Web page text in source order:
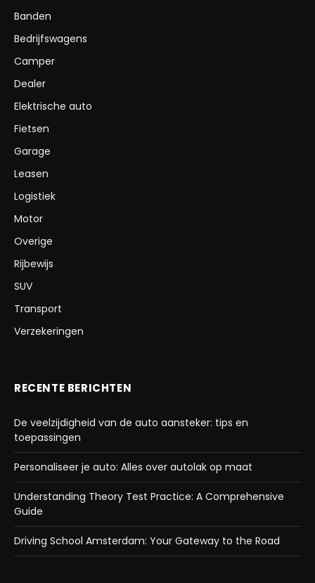
Banden
Bedrijfswagens
Camper
Dealer
Elektrische auto
Fietsen
Garage
Leasen
Logistiek
Motor
Overige
Rijbewijs
SUV
Transport
Verzekeringen
RECENTE BERICHTEN
De veelzijdigheid van de auto aansteker: tips en
toepassingen
Personaliseer je auto: Alles over autolak op maat
Understanding Theory Test Practice: A Comprehensive
Guide
Driving School Amsterdam: Your Gateway to the Road